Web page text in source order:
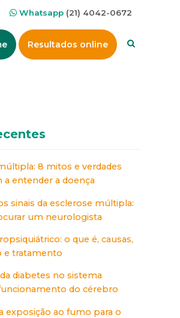
Whatsapp (21) 4042-0672
Resultados online
8 mitos e verdades
a entender a doença
sinais da esclerose múltipla:
um neurologista
o que é, causas,
e tratamento
diabetes no sistema
do cérebro
exposição ao fumo para o